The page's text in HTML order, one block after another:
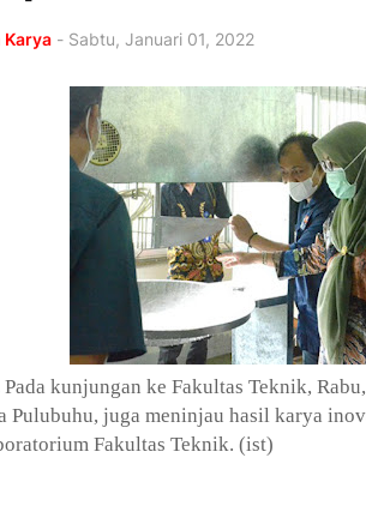
Karya - Sabtu, Januari 01, 2022
Pada kunjungan ke Fakultas Teknik,
Pulubuhu, juga meninjau hasil karya
Fakultas Teknik. (ist)